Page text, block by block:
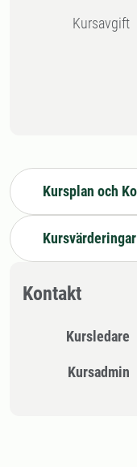
Kursavgift
Kursplan och
Kursvärderingar
Kontakt
Kursledare
Kursadmin